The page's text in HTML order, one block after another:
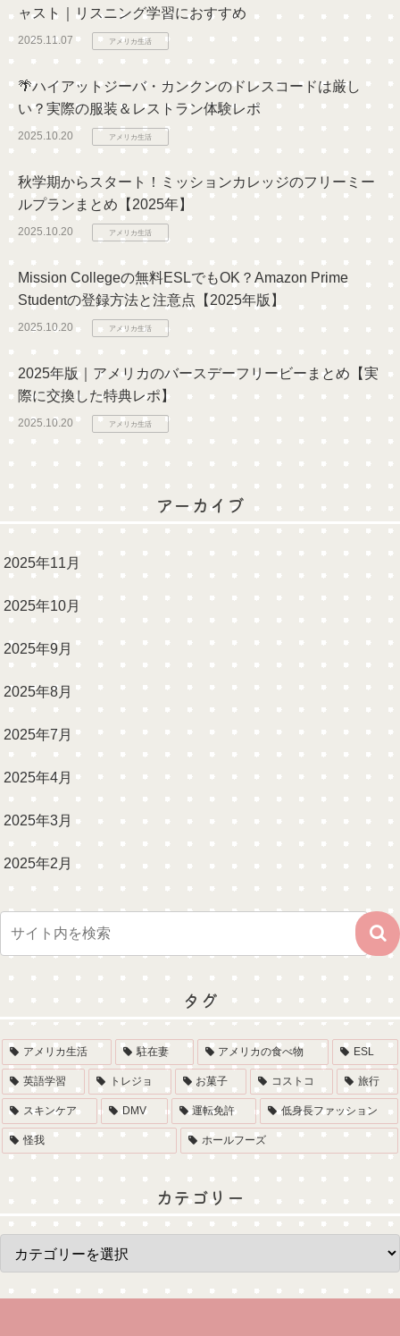
ャスト｜リスニング学習におすすめ
2025.11.07 アメリカ生活
🌴ハイアットジーバ・カンクンのドレスコードは厳し
い？実際の服装＆レストラン体験レポ
2025.10.20 アメリカ生活
秋学期からスタート！ミッションカレッジのフリーミー
ルプランまとめ【2025年】
2025.10.20 アメリカ生活
Mission Collegeの無料ESLでもOK？Amazon Prime
Studentの登録方法と注意点【2025年版】
2025.10.20 アメリカ生活
2025年版｜アメリカのバースデーフリービーまとめ【実
際に交換した特典レポ】
2025.10.20 アメリカ生活
アーカイブ
2025年11月
2025年10月
2025年9月
2025年8月
2025年7月
2025年4月
2025年3月
2025年2月
タグ
アメリカ生活 駐在妻 アメリカの食べ物 ESL
英語学習 トレジョ お菓子 コストコ 旅行
スキンケア DMV 運転免許 低身長ファッション
怪我 ホールフーズ
カテゴリー